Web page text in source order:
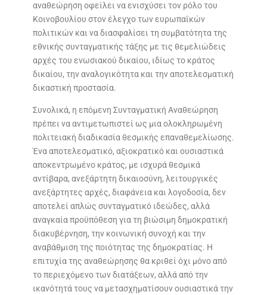
αναθεώρηση οφείλει να ενισχύσει τον ρόλο του
Κοινοβουλίου στον έλεγχο των ευρωπαϊκών
πολιτικών και να διασφαλίσει τη συμβατότητα της
εθνικής συνταγματικής τάξης με τις θεμελιώδεις
αρχές του ενωσιακού δικαίου, ιδίως το κράτος
δικαίου, την αναλογικότητα και την αποτελεσματική
δικαστική προστασία.
Συνολικά, η επόμενη Συνταγματική Αναθεώρηση
πρέπει να αντιμετωπιστεί ως μια ολοκληρωμένη
πολιτειακή διαδικασία θεσμικής επαναθεμελίωσης.
Ένα αποτελεσματικό, αξιοκρατικό και ουσιαστικά
αποκεντρωμένο κράτος, με ισχυρά θεσμικά
αντίβαρα, ανεξάρτητη δικαιοσύνη, λειτουργικές
ανεξάρτητες αρχές, διαφάνεια και λογοδοσία, δεν
αποτελεί απλώς συνταγματικό ιδεώδες, αλλά
αναγκαία προϋπόθεση για τη βιώσιμη δημοκρατική
διακυβέρνηση, την κοινωνική συνοχή και την
αναβάθμιση της ποιότητας της δημοκρατίας. Η
επιτυχία της αναθεώρησης θα κριθεί όχι μόνο από
το περιεχόμενο των διατάξεων, αλλά από την
ικανότητά τους να μετασχηματίσουν ουσιαστικά την